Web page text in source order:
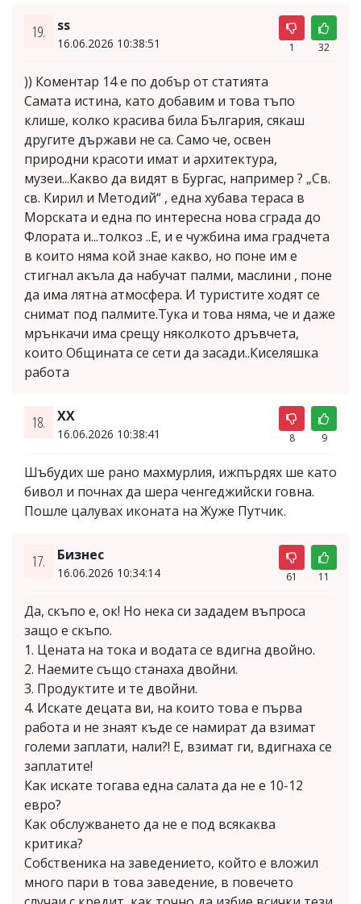
19. ss
16.06.2026 10:38:51 1 32
)) Коментар 14 е по добър от статията
Самата истина, като добавим и това тъпо
клише, колко красива била България, сякаш
другите държави не са. Само че, освен
природни красоти имат и архитектура,
музеи...Какво да видят в Бургас, например ? „Св.
св. Кирил и Методий“ , една хубава тераса в
Морската и една по интересна нова сграда до
Флората и...толкоз ..Е, и е чужбина има градчета
в които няма кой знае какво, но поне им е
стигнал акъла да набучат палми, маслини , поне
да има лятна атмосфера. И туристите ходят се
снимат под палмите.Тука и това няма, че и даже
мрънкачи има срещу няколкото дръвчета,
които Общината се сети да засади..Киселяшка
работа
18. XX
16.06.2026 10:38:41 8 9
Шъбудих ше рано махмурлия, ижпърдях ше като
бивол и почнах да шера ченгеджийски говна.
Пошле цалувах иконата на Жуже Путчик.
17. Бизнес
16.06.2026 10:34:14 61 11
Да, скъпо е, ок! Но нека си зададем въпроса
защо е скъпо.
1. Цената на тока и водата се вдигна двойно.
2. Наемите също станаха двойни.
3. Продуктите и те двойни.
4. Искате децата ви, на които това е първа
работа и не знаят къде се намират да взимат
големи заплати, нали?! Е, взимат ги, вдигнаха се
заплатите!
Как искате тогава една салата да не е 10-12
евро?
Как обслужването да не е под всякаква
критика?
Собственика на заведението, който е вложил
много пари в това заведение, в повечето